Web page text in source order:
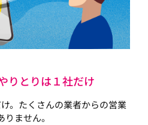
りとりは１社だけ
。たくさんの業者からの営業
ません。